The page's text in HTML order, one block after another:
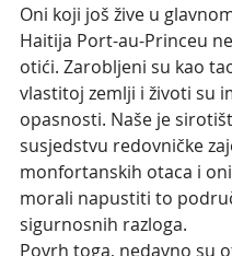
Oni koji još žive u
Haitija Port-au-Princeu
otići. Zarobljeni su kao
vlastitoj zemlji i životi su
opasnosti. Naše je
susjedstvu redovničke
monfortanskih otaca i
morali napustiti to
sigurnosnih razloga.
Povrh toga, nedavno su